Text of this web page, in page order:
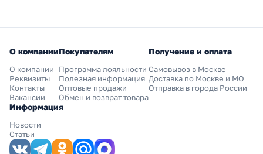
О компании
О компании
Реквизиты
Контакты
Вакансии
Покупателям
Программа лояльности
Полезная информация
Оптовые продажи
Обмен и возврат товара
Получение и оплата
Самовывоз в Москве
Доставка по Москве и МО
Отправка в города России
Информация
Новости
Статьи